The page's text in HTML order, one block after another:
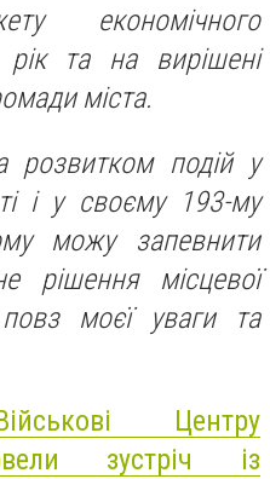
економічного
та на вирішені
міста.
подій у
і у своєму 193-му
можу запевнити
рішення місцевої
моєї уваги та
Центру
зустріч із